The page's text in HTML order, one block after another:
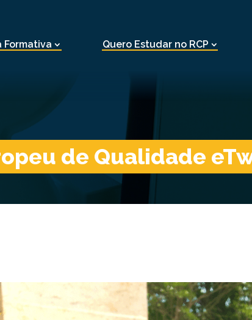
Formativa Quero Estudar no RCP
de Qualidade